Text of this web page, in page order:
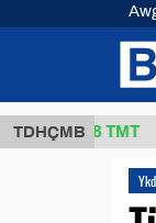
TDHÇMB
37,8 ТМТ